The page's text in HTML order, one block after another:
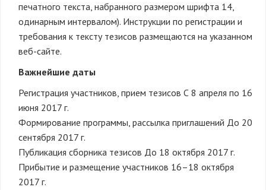
печатного текста, набранного размером шрифта 14,
одинарным интервалом). Инструкции по регистрации и
требования к тексту тезисов размещаются на указанном
веб-сайте.
Важнейшие даты
Регистрация участников, прием тезисов С 8 апреля по 16
июня 2017 г.
Формирование программы, рассылка приглашений До 20
сентября 2017 г.
Публикация сборника тезисов До 18 октября 2017 г.
Прибытие и размещение участников 16–18 октября
2017 г.